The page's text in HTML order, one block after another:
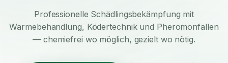
Professionelle Schädlingsbekämpfung mit
Wärmebehandlung, Ködertechnik und Pheromonfallen
— chemiefrei wo möglich, gezielt wo nötig.